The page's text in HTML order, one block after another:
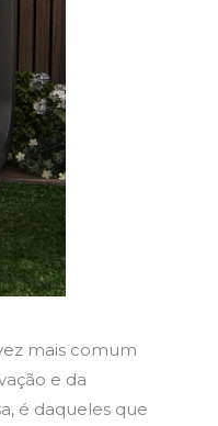
mais comum
e da
é daqueles que